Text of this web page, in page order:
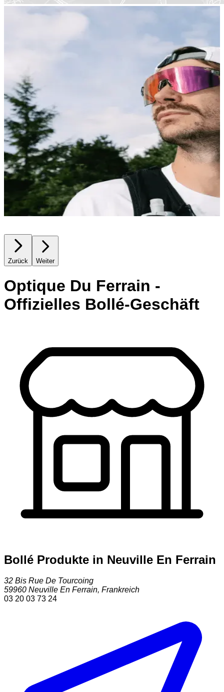
Zurück Weiter
Optique Du Ferrain -
Offizielles Bollé-Geschäft
Bollé Produkte in Neuville En Ferrain
32 Bis Rue De Tourcoing
59960 Neuville En Ferrain, Frankreich
03 20 03 73 24